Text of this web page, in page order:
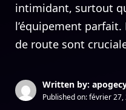
intimidant, surtout
l’équipement parfait.
de route sont
Written by:
Published on:février 27,